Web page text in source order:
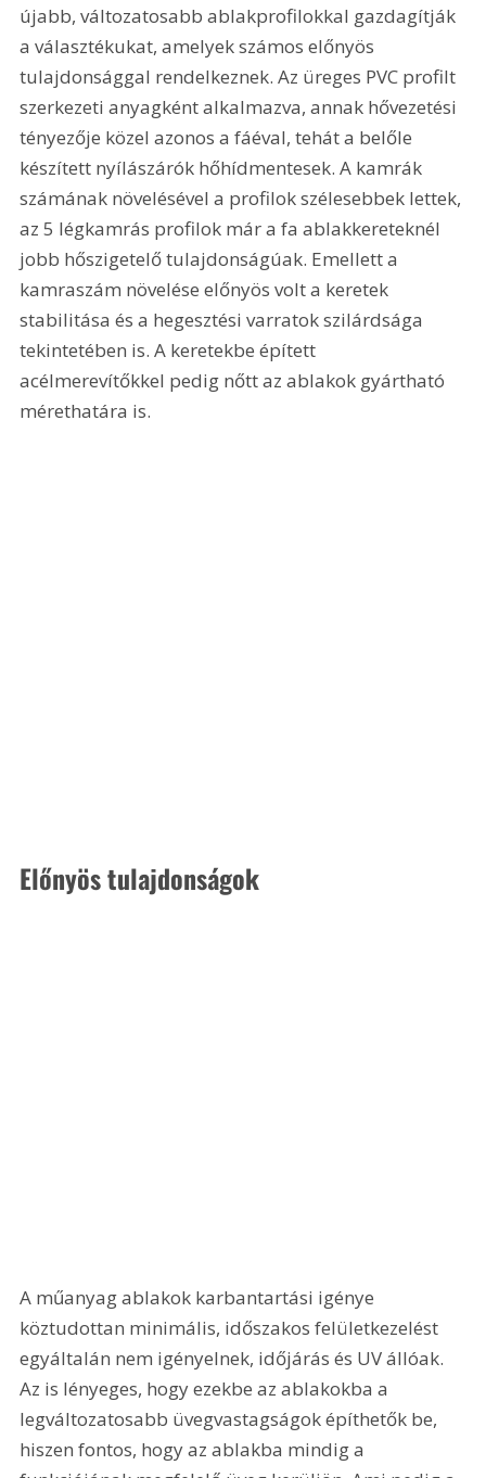
újabb, változatosabb ablakprofilokkal gazdagítják
a választékukat, amelyek számos előnyös
tulajdonsággal rendelkeznek. Az üreges PVC profilt
szerkezeti anyagként alkalmazva, annak hővezetési
tényezője közel azonos a fáéval, tehát a belőle
készített nyílászárók hőhídmentesek. A kamrák
számának növelésével a profilok szélesebbek lettek,
az 5 légkamrás profilok már a fa ablakkereteknél
jobb hőszigetelő tulajdonságúak. Emellett a
kamraszám növelése előnyös volt a keretek
stabilitása és a hegesztési varratok szilárdsága
tekintetében is. A keretekbe épített
acélmerevítőkkel pedig nőtt az ablakok gyártható
mérethatára is.
Előnyös tulajdonságok
A műanyag ablakok karbantartási igénye
köztudottan minimális, időszakos felületkezelést
egyáltalán nem igényelnek, időjárás és UV állóak.
Az is lényeges, hogy ezekbe az ablakokba a
legváltozatosabb üvegvastagságok építhetők be,
hiszen fontos, hogy az ablakba mindig a